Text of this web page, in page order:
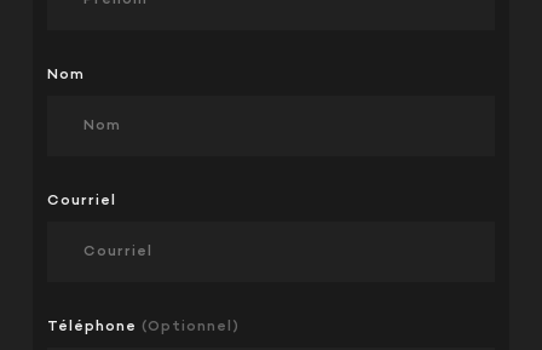
Nom
Courriel
Téléphone (Optionnel)